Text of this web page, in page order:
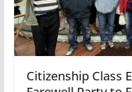
Citizenship Class